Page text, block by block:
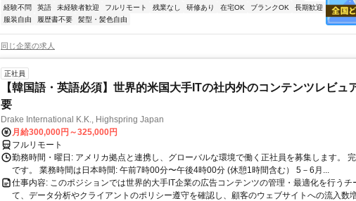
経験不問
英語 未経験者歓迎 フルリモート 残業なし 研修あり 在宅OK ブランクOK
長期歓迎
服装自由
履歴書不要 髪型・髪色自由
同じ企業の求人
正社員
【韓国語・英語必須】世界的米国大手ITの社内外のコンテンツレビュ
要
Drake International K.K., Highspring Japan
月給300,000円～325,000円
フルリモート
勤務時間・曜日: アメリカ拠点と連携し、グローバルな環境で働く正社員を募集します。
です。 業務時間は日本時間: 午前7時00分〜午後4時00分 (休憩1時間含む） 5－6月...
仕事内容: このポジションでは世界的大手IT企業の広告コンテンツの管理・最適化を行うチ
て、データ分析やクライアントのポリシー遵守を確認し、顧客のウェブサイトへの流入数